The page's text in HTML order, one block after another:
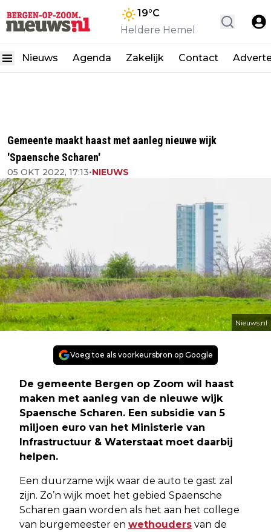
19°C
Heldere Hemel
Nieuws Agenda Zakelijk Contact
Gemeente maakt haast met aanleg nieuwe wijk
'Spaensche Scharen'
05 OKT 2022, 17:13•NIEUWS
Nieuws.nl
Voeg toe als voorkeursbron op Google
De gemeente Bergen op Zoom wil haast
maken met aanleg van de nieuwe wijk
Spaensche Scharen. Een subsidie van 5
miljoen euro van het Ministerie van
Infrastructuur & Waterstaat moet daarbij
helpen.
Een duurzame wijk waar de auto te gast zal
zijn. Zo’n wijk moet het gebied Spaensche
Scharen gaan worden als het aan het college
van burgemeester en wethouders van de